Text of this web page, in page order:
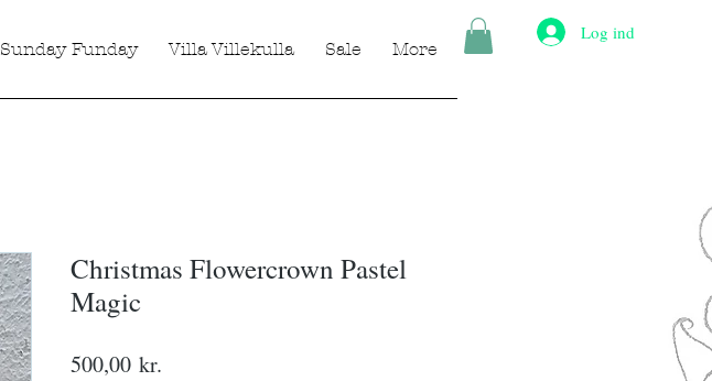
Sunday Funday Villa Villekulla Sale More
Log ind
Christmas Flowercrown Pastel
Magic
500,00 kr.